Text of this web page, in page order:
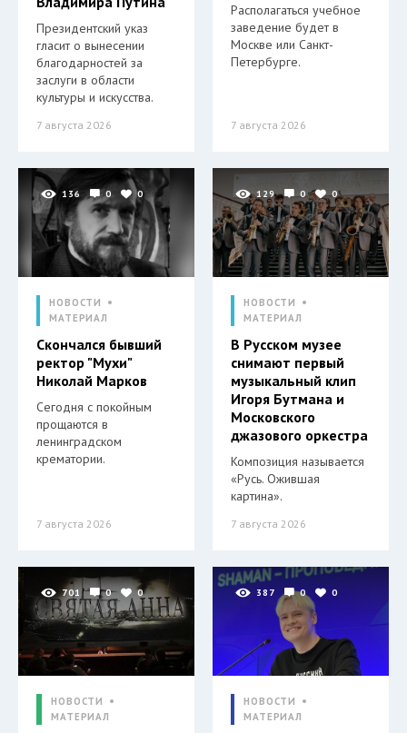
Президентский указ
гласит о вынесении
благодарностей за
заслуги в области
культуры и искусства.
7 августа 2026
Располагаться учебное
заведение будет в
Москве или Санкт-
Петербурге.
7 августа 2026
136 0 0
НОВОСТИ
МАТЕРИАЛ
Скончался бывший
ректор "Мухи"
Николай Марков
Сегодня с покойным
прощаются в
ленинградском
крематории.
7 августа 2026
129 0 0
НОВОСТИ
МАТЕРИАЛ
В Русском музее
снимают первый
музыкальный клип
Игоря Бутмана и
Московского
джазового оркестра
Композиция называется
«Русь. Ожившая
картина».
7 августа 2026
701 0 0
НОВОСТИ
МАТЕРИАЛ
387 0 0
НОВОСТИ
МАТЕРИАЛ